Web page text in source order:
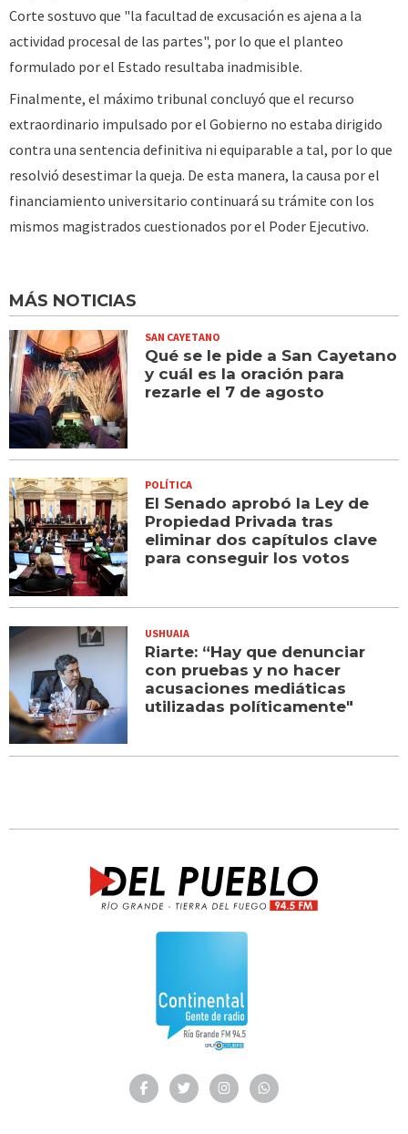
Corte sostuvo que "la facultad de excusación es ajena a la
actividad procesal de las partes", por lo que el planteo
formulado por el Estado resultaba inadmisible.
Finalmente, el máximo tribunal concluyó que el recurso
extraordinario impulsado por el Gobierno no estaba dirigido
contra una sentencia definitiva ni equiparable a tal, por lo que
resolvió desestimar la queja. De esta manera, la causa por el
financiamiento universitario continuará su trámite con los
mismos magistrados cuestionados por el Poder Ejecutivo.
MÁS NOTICIAS
SAN CAYETANO
Qué se le pide a San Cayetano
y cuál es la oración para
rezarle el 7 de agosto
POLÍTICA
El Senado aprobó la Ley de
Propiedad Privada tras
eliminar dos capítulos clave
para conseguir los votos
USHUAIA
Riarte: “Hay que denunciar
con pruebas y no hacer
acusaciones mediáticas
utilizadas políticamente"